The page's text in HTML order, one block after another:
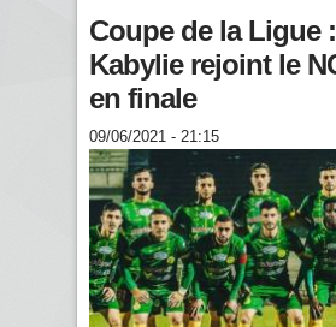
Coupe de la Ligue
Kabylie rejoint le
en finale
09/06/2021 - 21:15